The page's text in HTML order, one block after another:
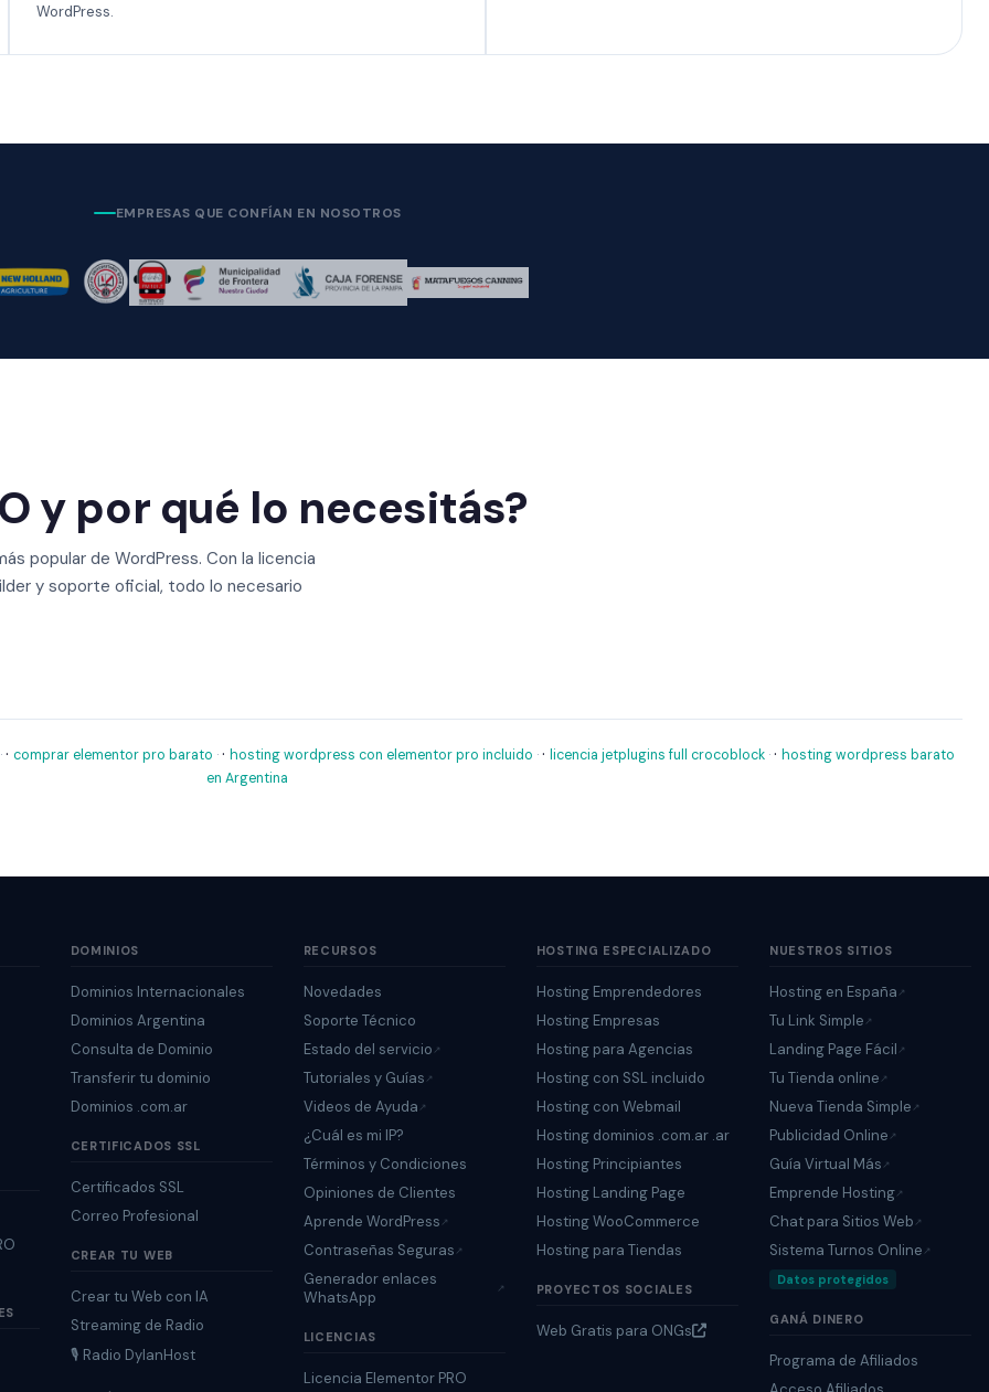
WordPress.
EMPRESAS QUE CONFÍAN EN NOSOTROS
y por qué lo necesitás?
popular de WordPress. Con la licencia
y soporte oficial, todo lo necesario
· comprar elementor pro barato · hosting wordpress con elementor pro incluido · licencia jetplugins full crocoblock · hosting wordpress barato
en Argentina
DOMINIOS
Dominios Internacionales
Dominios Argentina
Consulta de Dominio
Transferir tu dominio
Dominios .com.ar
CERTIFICADOS SSL
Certificados SSL
Correo Profesional
CREAR TU WEB
Crear tu Web con IA
Streaming de Radio
🎙 Radio DylanHost
RECURSOS
Novedades
Soporte Técnico
Estado del servicio ↗
Tutoriales y Guías ↗
Videos de Ayuda ↗
¿Cuál es mi IP?
Términos y Condiciones
Opiniones de Clientes
Aprende WordPress ↗
Contraseñas Seguras ↗
Generador enlaces
WhatsApp
↗
LICENCIAS
Licencia Elementor PRO
HOSTING ESPECIALIZADO
Hosting Emprendedores
Hosting Empresas
Hosting para Agencias
Hosting con SSL incluido
Hosting con Webmail
Hosting dominios .com.ar .ar
Hosting Principiantes
Hosting Landing Page
Hosting WooCommerce
Hosting para Tiendas
PROYECTOS SOCIALES
Web Gratis para ONGs
NUESTROS SITIOS
Hosting en España ↗
Tu Link Simple ↗
Landing Page Fácil ↗
Tu Tienda online ↗
Nueva Tienda Simple ↗
Publicidad Online ↗
Guía Virtual Más ↗
Emprende Hosting↗
Chat para Sitios Web ↗
Sistema Turnos Online ↗
Datos protegidos
GANÁ DINERO
Programa de Afiliados